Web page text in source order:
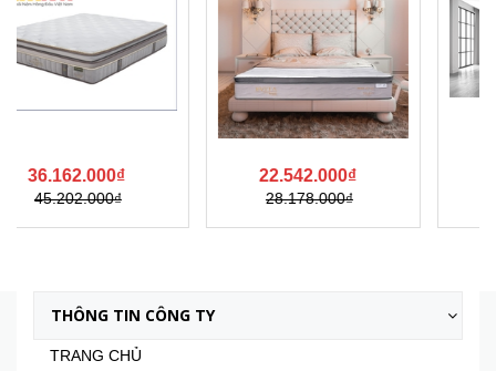
22.542.000₫
28.178.000₫
21.992.000₫
Xem tất cả
THÔNG TIN CÔNG TY
TRANG CHỦ